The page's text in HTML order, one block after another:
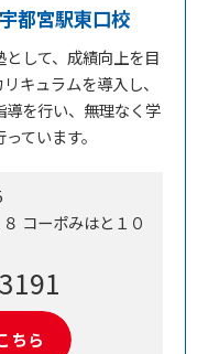
都宮駅東口校
して、成績向上を目
キュラムを導入し、
を行い、無理なく学
ています。
コーポみはと１０
ちら